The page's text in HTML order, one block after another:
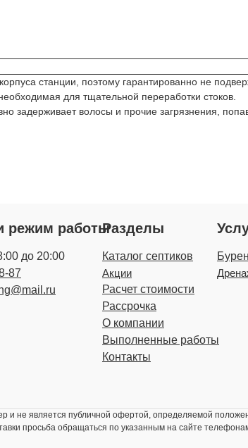
станции, поэтому гарантированно не
для тщательной переработки стоков.
задерживает волосы и прочие загрязнения,
режим работы
до 20:00
87
Разделы
Каталог септиков
Акции
Расчет стоимости
Рассрочка
О компании
Выполненные работы
Контакты
не является публичной офертой, определяемой
просьба обращаться по указанным на сайте